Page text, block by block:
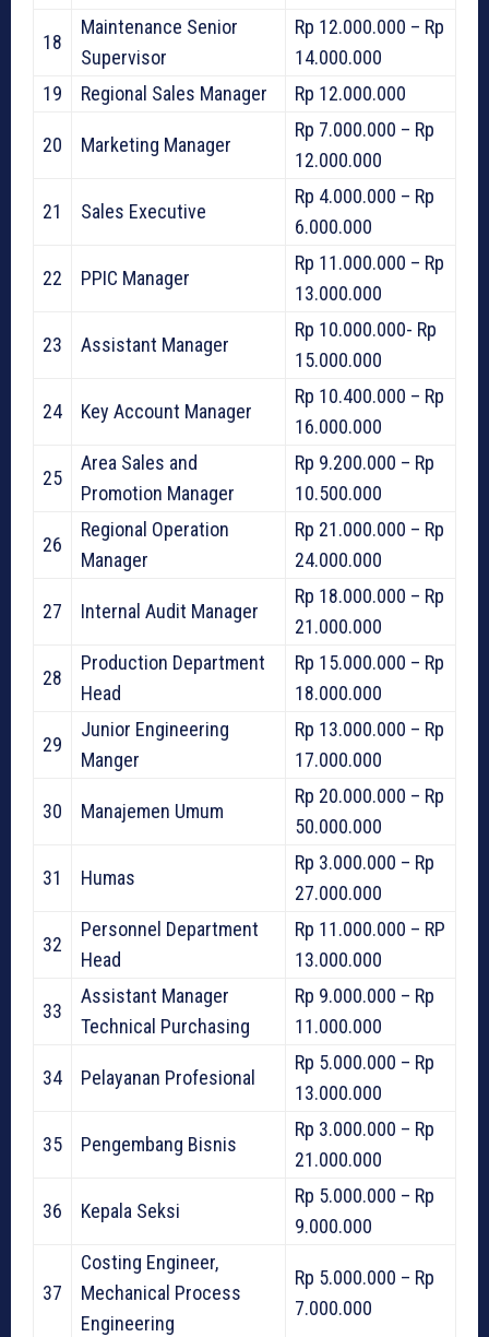
18
Maintenance Senior
Supervisor
Rp 12.000.000 – Rp
14.000.000
19
Regional Sales Manager Rp 12.000.000
20 Marketing Manager
Rp 7.000.000 – Rp
12.000.000
21 Sales Executive
Rp 4.000.000 – Rp
6.000.000
22 PPIC Manager
Rp 11.000.000 – Rp
13.000.000
23 Assistant Manager
Rp 10.000.000- Rp
15.000.000
24 Key Account Manager
Rp 10.400.000 – Rp
16.000.000
25
Area Sales and
Promotion Manager
Rp 9.200.000 – Rp
10.500.000
26
Regional Operation
Manager
Rp 21.000.000 – Rp
24.000.000
27 Internal Audit Manager
Rp 18.000.000 – Rp
21.000.000
28
Production Department
Head
Rp 15.000.000 – Rp
18.000.000
29
Junior Engineering
Manger
Rp 13.000.000 – Rp
17.000.000
30 Manajemen Umum
Rp 20.000.000 – Rp
50.000.000
31 Humas
Rp 3.000.000 – Rp
27.000.000
32
Personnel Department
Head
Rp 11.000.000 – RP
13.000.000
33
Assistant Manager
Technical Purchasing
Rp 9.000.000 – Rp
11.000.000
34 Pelayanan Profesional
Rp 5.000.000 – Rp
13.000.000
35 Pengembang Bisnis
Rp 3.000.000 – Rp
21.000.000
36 Kepala Seksi
Rp 5.000.000 – Rp
9.000.000
37
Costing Engineer,
Mechanical Process
Engineering
Rp 5.000.000 – Rp
7.000.000